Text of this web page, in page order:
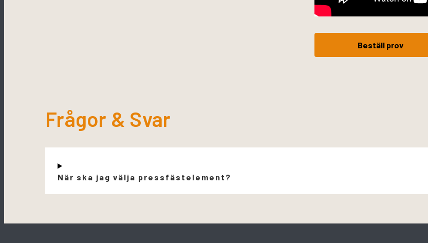
Beställ prov
Frågor & Svar
När ska jag välja pressfästelement?